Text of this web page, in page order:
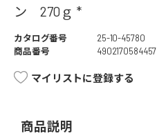
ン 270ｇ *
カタログ番号
25-10-45780
商品番号
4902170584457
マイリストに登録する
商品説明